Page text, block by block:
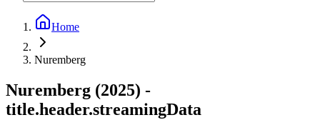
Home
Nuremberg
Nuremberg (2025) -
title.header.streamingData